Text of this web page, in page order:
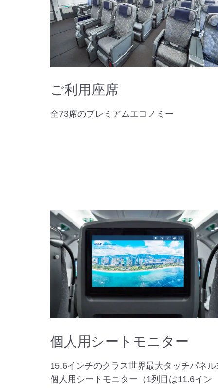
ご利用座席
全73席のプレミアムエコノミー
個人用シートモニター
15.6インチのクラス世界最大タッチパネル
個人用シートモニター（1列目は11.6イン